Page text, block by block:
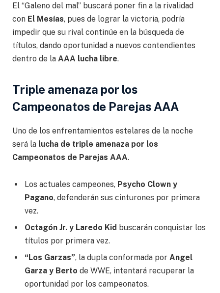
El “Galeno del mal” buscará poner fin a la rivalidad
con El Mesías, pues de lograr la victoria, podría
impedir que su rival continúe en la búsqueda de
títulos, dando oportunidad a nuevos contendientes
dentro de la AAA lucha libre.
Triple amenaza por los
Campeonatos de Parejas AAA
Uno de los enfrentamientos estelares de la noche
será la lucha de triple amenaza por los
Campeonatos de Parejas AAA.
Los actuales campeones, Psycho Clown y
Pagano, defenderán sus cinturones por primera
vez.
Octagón Jr. y Laredo Kid buscarán conquistar los
títulos por primera vez.
“Los Garzas”, la dupla conformada por Angel
Garza y Berto de WWE, intentará recuperar la
oportunidad por los campeonatos.